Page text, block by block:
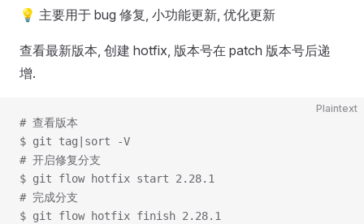
💡 主要用于 bug 修复, 小功能更新, 优化更新
查看最新版本, 创建 hotfix, 版本号在 patch 版本号后递
增.
Plaintext
# 查看版本
$ git tag|sort -V
# 开启修复分支
$ git flow hotfix start 2.28.1
# 完成分支
$ git flow hotfix finish 2.28.1